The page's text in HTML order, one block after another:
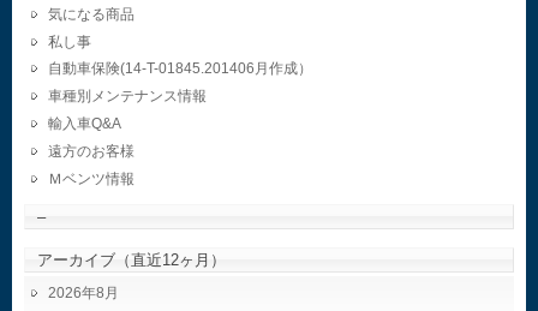
気になる商品
私し事
自動車保険(14-T-01845.201406月作成）
車種別メンテナンス情報
輸入車Q&A
遠方のお客様
Ｍベンツ情報
–
アーカイブ（直近12ヶ月）
2026年8月